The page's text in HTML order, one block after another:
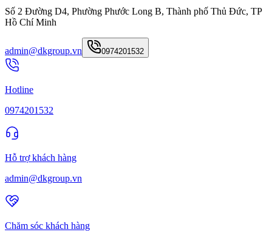
Số 2 Đường D4, Phường Phước Long B, Thành phố Thủ Đức, TP
Hồ Chí Minh
admin@dkgroup.vn 0974201532
Hotline
0974201532
Hỗ trợ khách hàng
admin@dkgroup.vn
Chăm sóc khách hàng